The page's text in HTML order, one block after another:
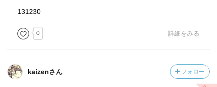
131230
0 詳細をみる
kaizenさん フォロー